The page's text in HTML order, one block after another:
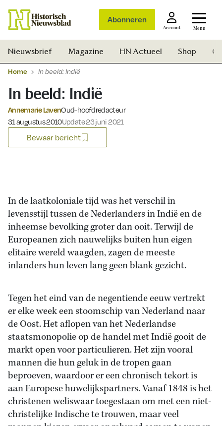
Abonneren
Account Menu
Zoek
Nieuwsbrief Magazine HN Actueel Shop
Home In beeld: Indië
In beeld: Indië
Annemarie LavenOud-hoofdredacteur
Gepubliceerd op:
31 augustus 2010Update 23 juni 2021
Bewaar bericht
In de laatkoloniale tijd was het verschil in
levensstijl tussen de Nederlanders in Indië en de
inheemse bevolking groter dan ooit. Terwijl de
Europeanen zich nauwelijks buiten hun eigen
elitaire wereld waagden, zagen de meeste
inlanders hun leven lang geen blank gezicht.
Tegen het eind van de negentiende eeuw vertrekt
er elke week een stoomschip van Nederland naar
de Oost. Het aflopen van het Nederlandse
staatsmonopolie op de handel met Indië gooit de
markt open voor particulieren. Het zijn vooral
mannen die hun geluk in de tropen gaan
beproeven, waardoor er een chronisch tekort is
aan Europese huwelijkspartners. Vanaf 1848 is het
christenen weliswaar toegestaan om met een niet-
christelijke Indische te trouwen, maar veel